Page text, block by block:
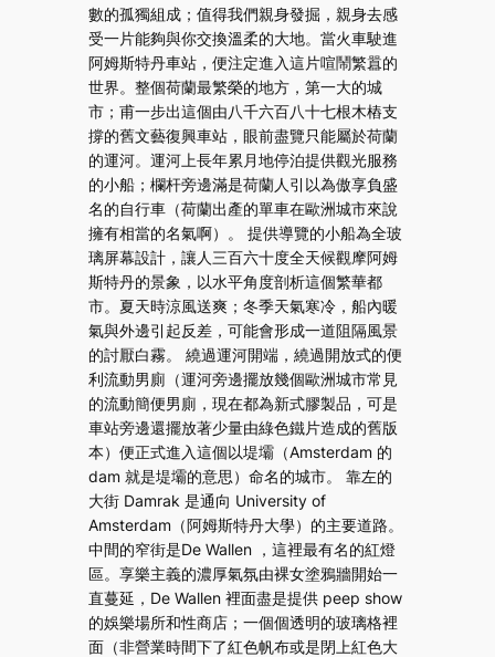
數的孤獨組成；值得我們親身發掘，親身去感
受一片能夠與你交換溫柔的大地。當火車駛進
阿姆斯特丹車站，便注定進入這片喧鬧繁囂的
世界。整個荷蘭最繁榮的地方，第一大的城
市；甫一步出這個由八千六百八十七根木樁支
撐的舊文藝復興車站，眼前盡覽只能屬於荷蘭
的運河。運河上長年累月地停泊提供觀光服務
的小船；欄杆旁邊滿是荷蘭人引以為傲享負盛
名的自行車（荷蘭出產的單車在歐洲城市來說
擁有相當的名氣啊）。 提供導覽的小船為全玻
璃屏幕設計，讓人三百六十度全天候觀摩阿姆
斯特丹的景象，以水平角度剖析這個繁華都
市。夏天時涼風送爽；冬季天氣寒冷，船內暖
氣與外邊引起反差，可能會形成一道阻隔風景
的討厭白霧。 繞過運河開端，繞過開放式的便
利流動男廁（運河旁邊擺放幾個歐洲城市常見
的流動簡便男廁，現在都為新式膠製品，可是
車站旁邊還擺放著少量由綠色鐵片造成的舊版
本）便正式進入這個以堤壩（Amsterdam 的
dam 就是堤壩的意思）命名的城市。 靠左的
大街 Damrak 是通向 University of
Amsterdam（阿姆斯特丹大學）的主要道路。
中間的窄街是De Wallen ，這裡最有名的紅燈
區。享樂主義的濃厚氣氛由裸女塗鴉牆開始一
直蔓延，De Wallen 裡面盡是提供 peep show
的娛樂場所和性商店；一個個透明的玻璃格裡
面（非營業時間下了紅色帆布或是閉上紅色大